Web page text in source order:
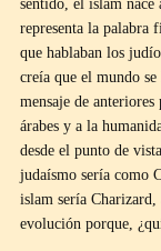
sentido, el islam nace
representa la palabra
que hablaban los
creía que el mundo
mensaje de
árabes y a la
desde el punto de
judaísmo sería como
islam sería Charizard,
evolución porque,